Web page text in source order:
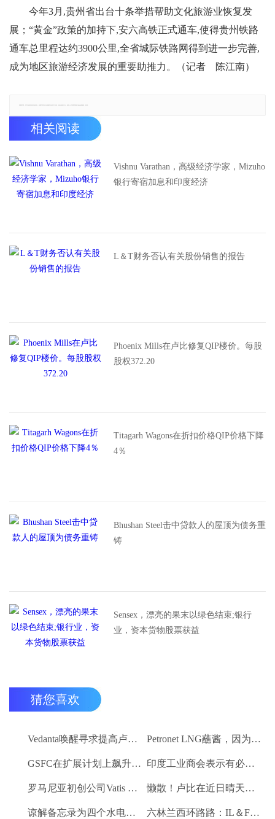
今年3月,贵州省出台十条举措帮助文化旅游业恢复发
展；“黄金”政策的加持下,安六高铁正式通车,使得贵州铁路
通车总里程达约3900公里,全省城际铁路网得到进一步完善,
成为地区旅游经济发展的重要助推力。（记者 陈江南）
相关阅读
Vishnu Varathan，高级经济学家，Mizuho
银行寄宿加息和印度经济
L＆T财务否认有关股份销售的报告
Phoenix Mills在卢比修复QIP楼价。每股
股权372.20
Titagarh Wagons在折扣价格QIP价格下降
4％
Bhushan Steel击中贷款人的屋顶为债务重
铸
Sensex，漂亮的果末以绿色结束;银行
业，资本货物股票获益
猜您喜欢
Vedanta唤醒寻求提高卢比。25-30亿卢比 Petronet LNG蘸酱，因为RBI禁令新鲜FII购买
GSFC在扩展计划上飙升2％ 印度工业商会表示有必要进一步推动家庭消费和私人投资
罗马尼亚初创公司Vatis Tech为其人工智能在线语音识别平台筹集了20万欧元 懒散！卢比在近日晴天结束
谅解备忘录为四个水电项目的发展，总容量为293兆瓦 六林兰西环路路：IL＆FS运输汇编2％